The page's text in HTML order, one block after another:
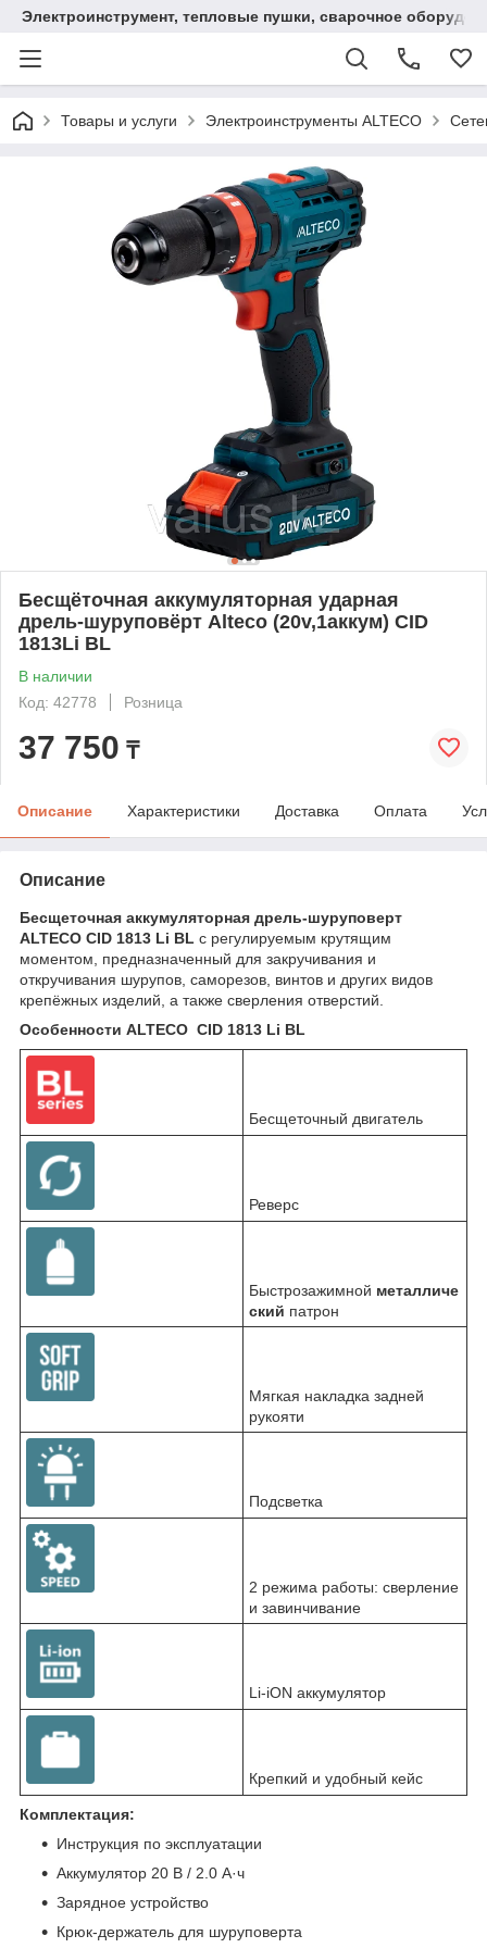
Электроинструмент, тепловые пушки, сварочное
Товары и услуги Электроинструменты ALTECO
Бесщёточная аккумуляторная ударная
дрель-шуруповёрт Alteco (20v,1аккум) CID
1813Li BL
В наличии
Код: 42778
Розница
37 750 ₸
Описание Характеристики Доставка Оплата
Описание
Бесщеточная аккумуляторная дрель-шуруповерт
ALTECO CID 1813 Li BL с регулируемым крутящим
моментом, предназначенный для закручивания и
откручивания шурупов, саморезов, винтов и других видов
крепёжных изделий, а также сверления отверстий.
Особенности ALTECO CID 1813 Li BL
Бесщеточный двигатель
Реверс
Быстрозажимной металличе
ский патрон
Мягкая накладка задней
рукояти
Подсветка
2 режима работы: сверление
и завинчивание
Li-iON аккумулятор
Крепкий и удобный кейс
Комплектация:
Инструкция по эксплуатации
Аккумулятор 20 В / 2.0 А·ч
Зарядное устройство
Крюк-держатель для шуруповерта